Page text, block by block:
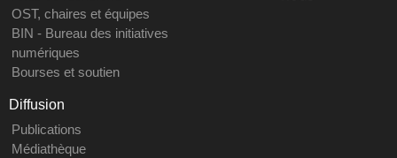
OST, chaires et équipes
BIN - Bureau des initiatives
numériques
Bourses et soutien
Diffusion
Publications
Médiathèque